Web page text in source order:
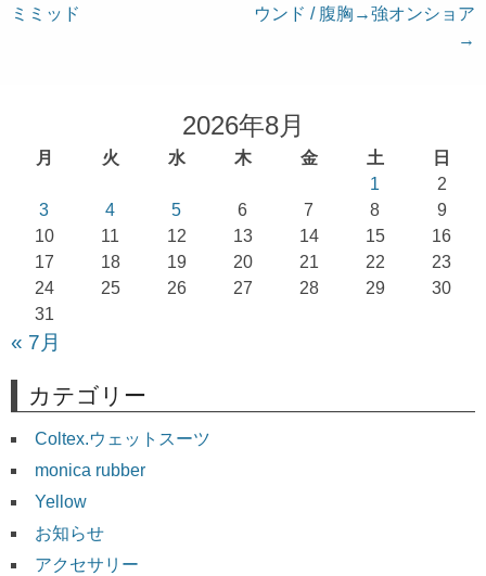
稿
ミミッド
ウンド / 腹胸→強オンショア
→
2026年8月
月 火 水 木 金 土
日
1
2
3
4 5 6 7 8
9
10
11 12 13 14 15
16
17
18 19 20 21 22
23
24
25 26 27 28 29
30
31
« 7月
カテゴリー
Coltex.ウェットスーツ
monica rubber
Yellow
お知らせ
アクセサリー